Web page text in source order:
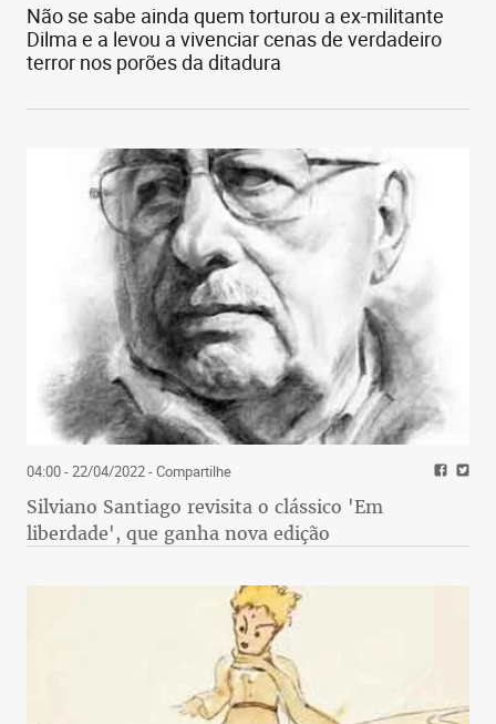
Não se sabe ainda quem torturou a ex-militante
Dilma e a levou a vivenciar cenas de verdadeiro
terror nos porões da ditadura
04:00 - 22/04/2022- Compartilhe
Silviano Santiago revisita o clássico 'Em
liberdade', que ganha nova edição